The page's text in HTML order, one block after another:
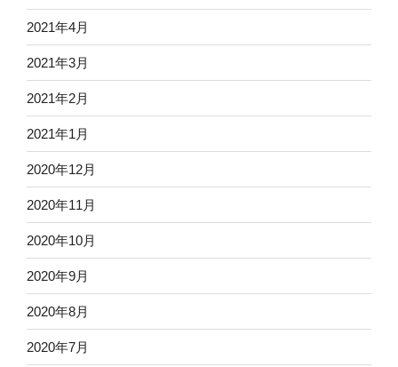
2021年4月
2021年3月
2021年2月
2021年1月
2020年12月
2020年11月
2020年10月
2020年9月
2020年8月
2020年7月